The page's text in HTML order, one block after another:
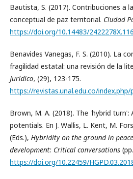
Bautista, S. (2017). Contribuciones a
conceptual de paz territorial. Ciudad
https://doi.org/10.14483/
Benavides Vanegas, F. S. (2010). La
fragilidad estatal: una revisión de la
Jurídico, (29), 123-175.
https://revistas.unal.edu.co/
Brown, M. A. (2018). The 'hybrid turn':
potentials. En J. Wallis, L. Kent, M.
(Eds.), Hybridity on the ground in
development: Critical conversations
https://doi.org/10.22459/